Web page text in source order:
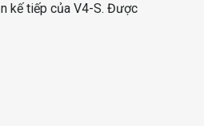
kế tiếp của V4-S. Được